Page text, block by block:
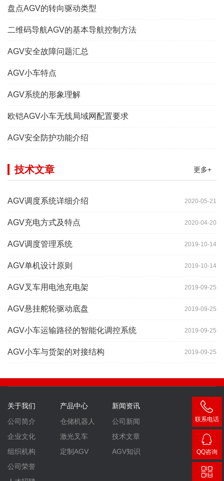
盘点AGV的转向驱动类型
二维码导航AGV的基本导航控制方法
AGV安全故障问题汇总
AGV小车特点
AGV系统的形象理解
欧铠AGV小车无线局域网配置要求
AGV安全防护功能介绍
更多+
技术文章
2020-05-21
AGV调度系统详细介绍
2020-04-20
AGV充电方式及特点
2019-10-14
AGV调度管理系统
2019-10-14
AGV单机设计原则
2019-09-25
AGV叉车用电池充电架
2019-09-25
AGV悬挂舵轮驱动底盘
2019-09-25
AGV小车运输路径的智能化调控系统
2019-09-25
AGV小车与货架的对接结构
关于我们
公司简介
企业文化
组织机构
公司荣誉
产品中心
仓储机器人
激光叉车
定制AGV
新闻资讯
公司新闻
技术文章
AGV知识
联系电话
400-
007-
3860
QQ咨询